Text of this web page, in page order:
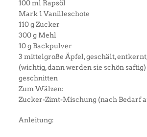
100 ml Rapsöl
Mark 1 Vanilleschote
110 g Zucker
300 g Mehl
10 g Backpulver
3 mittelgroße Äpfel, geschält,
(wichtig, dann werden sie schön
geschnitten
Zum Wälzen:
Zucker-Zimt-Mischung (nach Bedarf
Anleitung: